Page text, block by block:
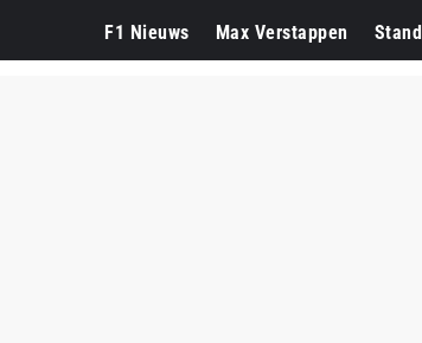
F1 Nieuws Max Verstappen Stand